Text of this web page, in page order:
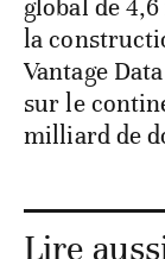
global de
la
Vantage
sur le
milliard de
Lire